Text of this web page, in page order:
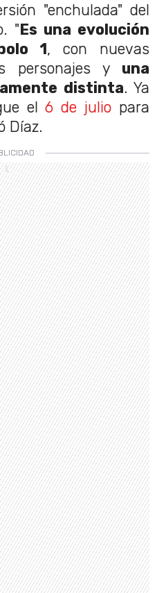
"enchulada" del
"Es una evolución
1, con nuevas
personajes y una
distinta. Ya
el6 de julio para
Díaz.